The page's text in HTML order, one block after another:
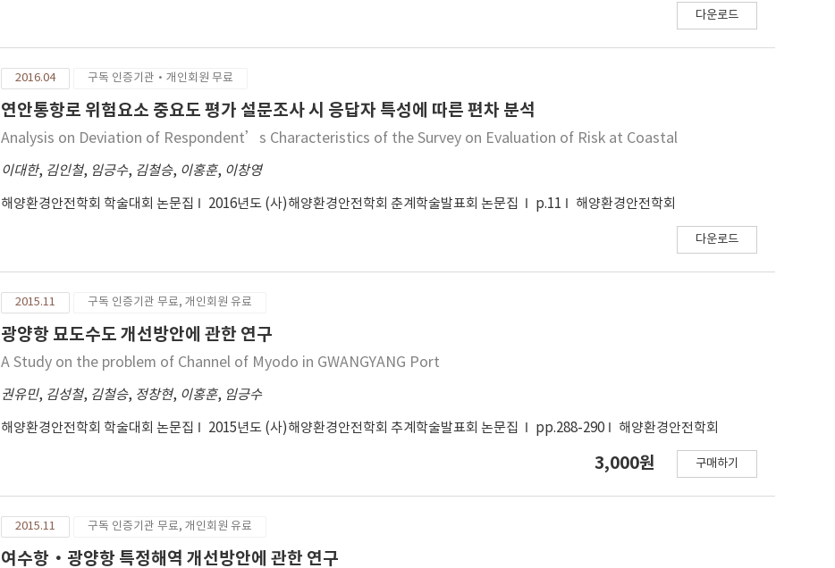
다운로드
2016.04 구독 인증기관·개인회원 무료
연안통항로 위험요소 중요도 평가 설문조사 시 응답자 특성에 따른 편차 분석
Analysis on Deviation of Respondent’s Characteristics of the Survey on Evaluation of Risk at Coastal
이대한, 김인철, 임긍수, 김철승, 이홍훈, 이창영
해양환경안전학회 학술대회 논문집 2016년도 (사)해양환경안전학회 춘계학술발표회 논문집 p.11 해양환경안전학회
다운로드
2015.11 구독 인증기관 무료, 개인회원 유료
광양항 묘도수도 개선방안에 관한 연구
A Study on the problem of Channel of Myodo in GWANGYANG Port
권유민, 김성철, 김철승, 정창현, 이홍훈, 임긍수
해양환경안전학회 학술대회 논문집 2015년도 (사)해양환경안전학회 추계학술발표회 논문집 pp.288-290 해양환경안전학회
3,000원 구매하기
2015.11 구독 인증기관 무료, 개인회원 유료
여수항·광양항 특정해역 개선방안에 관한 연구